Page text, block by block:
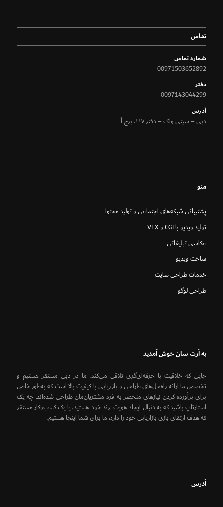
تماس
شماره تماس
00971503652892
دفتر
0097143044299
آدرس
دبی – سیتی واک – دفتر ۱۱۷، برج آ
منو
پشتیبانی شبکه‌های اجتماعی و تولید محتوا
تولید ویدیو با CGI و VFX
عکاسی تبلیغاتی
ساخت ویدیو
خدمات طراحی سایت
طراحی لوگو
به آرت سان خوش آمدید
جایی که خلاقیت با حرفه‌ای‌گری تلاقی می‌کند. ما در دبی مستقر هستیم و
تخصص ما ارائه راه‌حل‌های طراحی و بازاریابی با کیفیت بالا است که به‌طور خاص
برای برآورده کردن نیازهای منحصر به فرد مشتریان‌مان طراحی شده‌اند. چه یک
استارتاپ باشید که به دنبال ایجاد هویت برند خود هستید، یا یک کسب‌وکار مستقر
که هدف ارتقای بازی بازاریابی خود را دارد، ما برای شما اینجا هستیم.
آدرس